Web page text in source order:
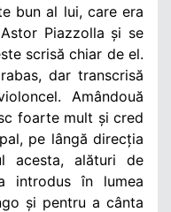
bun al lui, care era
Piazzolla și se
scrisă chiar de el.
dar transcrisă
Amândouă
foarte mult și cred
pe lângă direcția
acesta, alături de
introdus în lumea
și pentru a cânta